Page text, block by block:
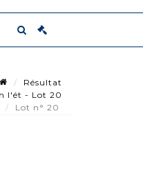
Résultat
l'ét - Lot 20
Lot n° 20